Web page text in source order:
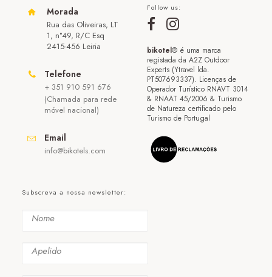
Morada
Rua das Oliveiras, LT
1, n°49, R/C Esq
2415-456 Leiria
Telefone
+ 351 910 591 676
(Chamada para rede
móvel nacional)
Email
info@bikotels.com
Follow us:
bikotel® é uma marca
registada da A2Z Outdoor
Experts (Ytravel lda.
PT507693337). Licenças de
Operador Turístico RNAVT 3014
& RNAAT 45/2006 & Turismo
de Natureza certificado pelo
Turismo de Portugal
Subscreva a nossa newsletter: